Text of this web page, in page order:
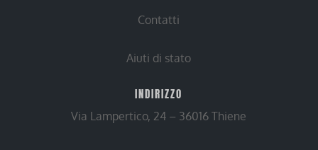
Contatti
Aiuti di stato
INDIRIZZO
Via Lampertico, 24 – 36016 Thiene